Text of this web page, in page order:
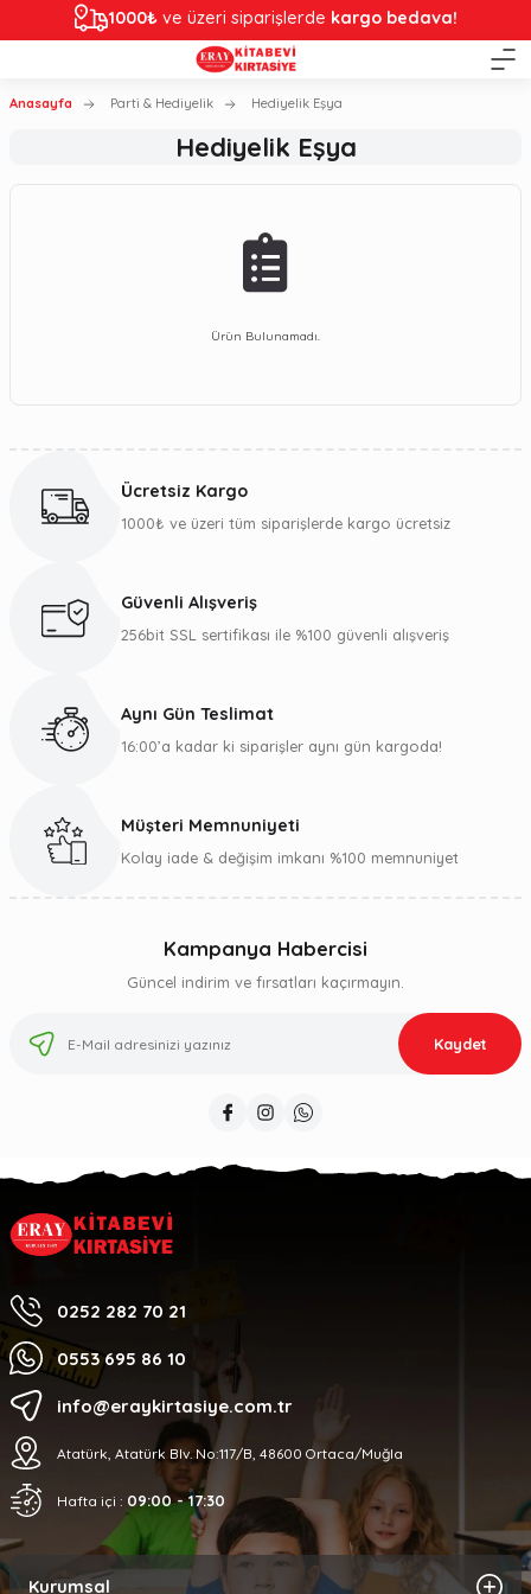
1000₺ ve üzeri siparişlerde kargo bedava!
Anasayfa Parti & Hediyelik Hediyelik Eşya
Hediyelik Eşya
Ürün Bulunamadı.
Ücretsiz Kargo
1000₺ ve üzeri tüm siparişlerde kargo ücretsiz
Güvenli Alışveriş
256bit SSL sertifikası ile %100 güvenli alışveriş
Aynı Gün Teslimat
16:00’a kadar ki siparişler aynı gün kargoda!
Müşteri Memnuniyeti
Kolay iade & değişim imkanı %100 memnuniyet
Kampanya Habercisi
Güncel indirim ve fırsatları kaçırmayın.
Kaydet
0252 282 70 21
0553 695 86 10
info@eraykirtasiye.com.tr
Atatürk, Atatürk Blv. No:117/B, 48600 Ortaca/Muğla
Hafta içi : 09:00 - 17:30
Kurumsal